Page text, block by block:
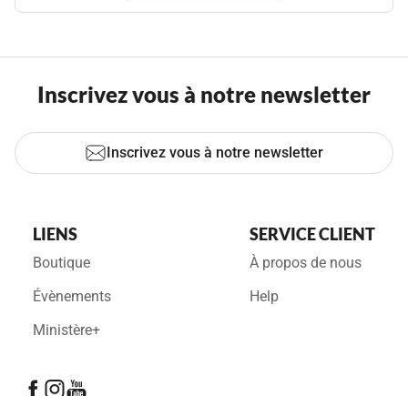
Inscrivez vous à notre newsletter
Inscrivez vous à notre newsletter
LIENS
Boutique
Évènements
Ministère+
SERVICE CLIENT
À propos de nous
Help